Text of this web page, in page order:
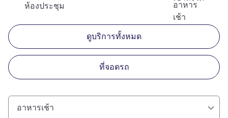
อาหาร
เช้า
ห้องประชุม
ดูบริการทั้งหมด
ที่จอดรถ
อาหารเช้า